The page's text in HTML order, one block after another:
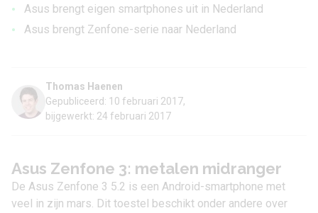
• Asus brengt eigen smartphones uit in Nederland
• Asus brengt Zenfone-serie naar Nederland
Thomas Haenen
Gepubliceerd: 10 februari 2017,
bijgewerkt: 24 februari 2017
Asus Zenfone 3: metalen midranger
De Asus Zenfone 3 5.2 is een Android-smartphone met
veel in zijn mars. Dit toestel beschikt onder andere over